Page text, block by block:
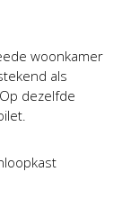
woonkamer
als
dezelfde